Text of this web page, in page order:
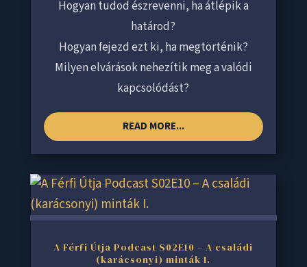
Hogyan tudod észrevenni, ha átlépik a
határod?
Hogyan fejezd ezt ki, ha megtörténik?
Milyen elvárások nehezítik meg a valódi
kapcsolódást?
READ MORE...
A Férfi Útja Podcast S02E10 – A családi
(karácsonyi) minták I.